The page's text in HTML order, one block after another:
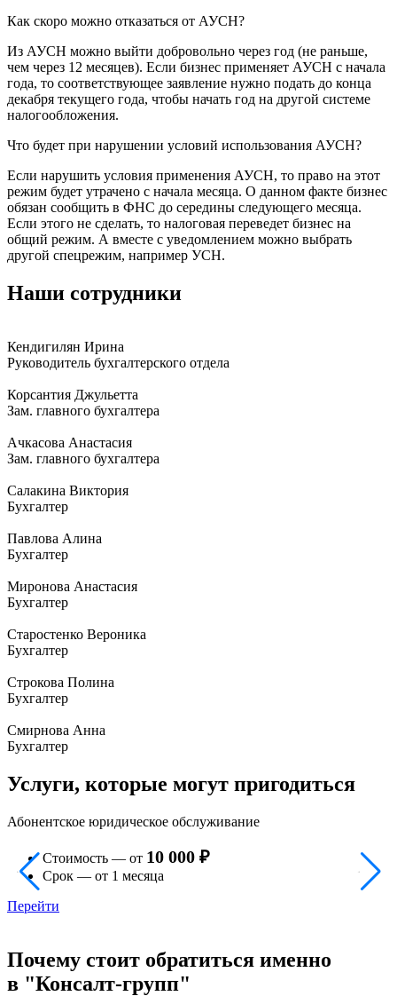
Как скоро можно отказаться от АУСН?
Из АУСН можно выйти добровольно через год (не раньше,
чем через 12 месяцев). Если бизнес применяет АУСН с начала
года, то соответствующее заявление нужно подать до конца
декабря текущего года, чтобы начать год на другой системе
налогообложения.
Что будет при нарушении условий использования АУСН?
Если нарушить условия применения АУСН, то право на этот
режим будет утрачено с начала месяца. О данном факте бизнес
обязан сообщить в ФНС до середины следующего месяца.
Если этого не сделать, то налоговая переведет бизнес на
общий режим. А вместе с уведомлением можно выбрать
другой спецрежим, например УСН.
Наши сотрудники
Кендигилян Ирина
Руководитель бухгалтерского отдела
Корсантия Джульетта
Зам. главного бухгалтера
Ачкасова Анастасия
Зам. главного бухгалтера
Салакина Виктория
Бухгалтер
Павлова Алина
Бухгалтер
Миронова Анастасия
Бухгалтер
Старостенко Вероника
Бухгалтер
Строкова Полина
Бухгалтер
Смирнова Анна
Бухгалтер
Услуги, которые могут пригодиться
Абонентское юридическое обслуживание
Стоимость — от 10 000 ₽
Срок — от 1 месяца
Перейти
Почему стоит обратиться именно
в "Консалт-групп"